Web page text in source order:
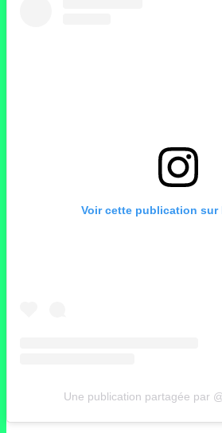
Voir cette publication sur
Une publication partagée par